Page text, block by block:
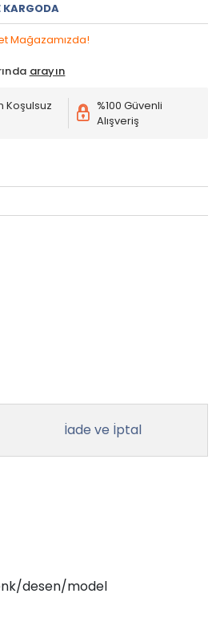
KARGODA
Mağazamızda!
arayın
Koşulsuz
%100 Güvenli
Alışveriş
İade ve İptal
desen/model